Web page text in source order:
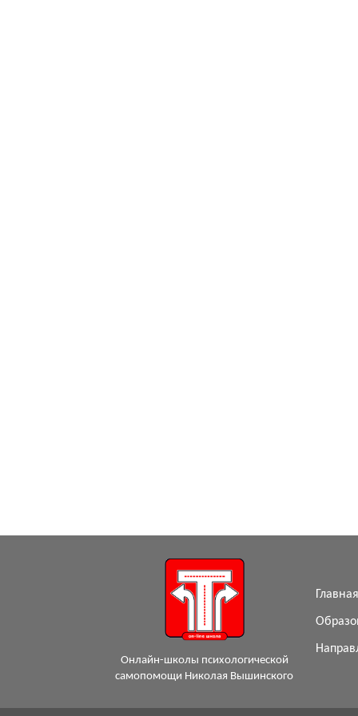
Онлайн-школы психологической
самопомощи Николая Вышинского
Главная